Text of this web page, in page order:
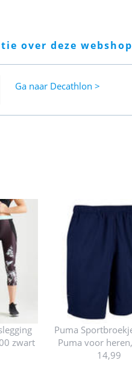
over deze webshop
Ga naar Decathlon
zwart
Puma
Puma voor
14,99